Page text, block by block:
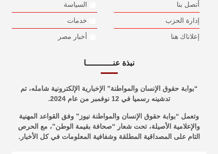
أتصل بنا
إدارة الحزب
إعلاناك هنا
السياسة
خدمات
أخبار مصر
نبذة عنـــــــــــا
“بوابة حقوق الإنسان والمواطنة” الإخبارية الإلكترونية شامله، تم
تدشينه رسميا في 12 نوفمبر من عام 2024.
وتعمل “بوابة حقوق الإنسان والمواطنة نيوز” وفق القواعد المهنية
والإعلامية الأصيلة، تحت شعار “صحافة بقيمة الوطن”، مع الحرص
التام على المصداقية المطلقة وشفافية المعلومات في كل الأخبار.